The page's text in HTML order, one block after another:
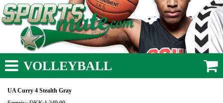
VOLLEYBALL
UA Curry 4 Stealth Gray